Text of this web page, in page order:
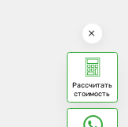
Рассчитать
стоимость